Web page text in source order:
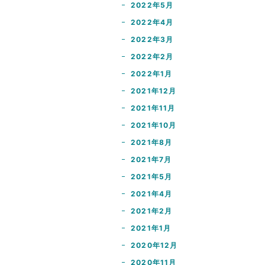
2022年5月
2022年4月
2022年3月
2022年2月
2022年1月
2021年12月
2021年11月
2021年10月
2021年8月
2021年7月
2021年5月
2021年4月
2021年2月
2021年1月
2020年12月
2020年11月